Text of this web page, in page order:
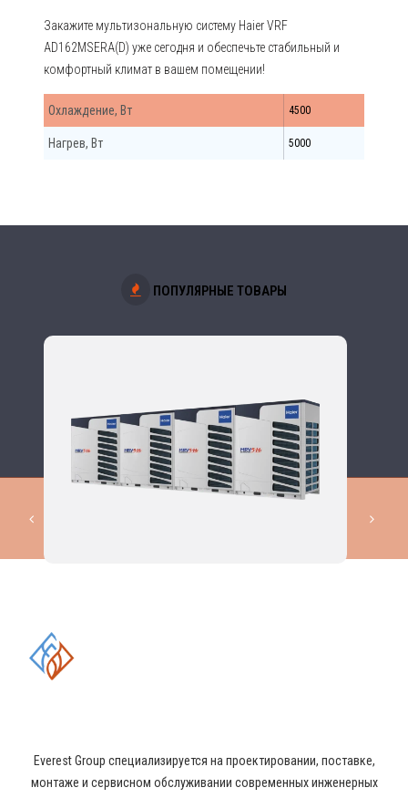
Закажите мультизональную систему Haier VRF
AD162MSERA(D) уже сегодня и обеспечьте стабильный и
комфортный климат в вашем помещении!
Охлаждение, Вт 4500
Нагрев, Вт 5000
ПОПУЛЯРНЫЕ ТОВАРЫ
Everest Group специализируется на проектировании, поставке,
монтаже и сервисном обслуживании современных инженерных